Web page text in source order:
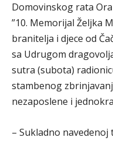
Domovinskog rata
”10. Memorijal Željka
branitelja i djece od
sa Udrugom
sutra (subota)
stambenog
nezaposlene i
– Sukladno